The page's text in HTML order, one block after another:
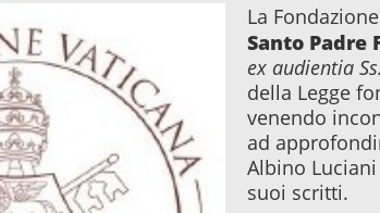
La
Santo Padre
ex audientia
della Legge
venendo
ad
Albino
suoi scritti.